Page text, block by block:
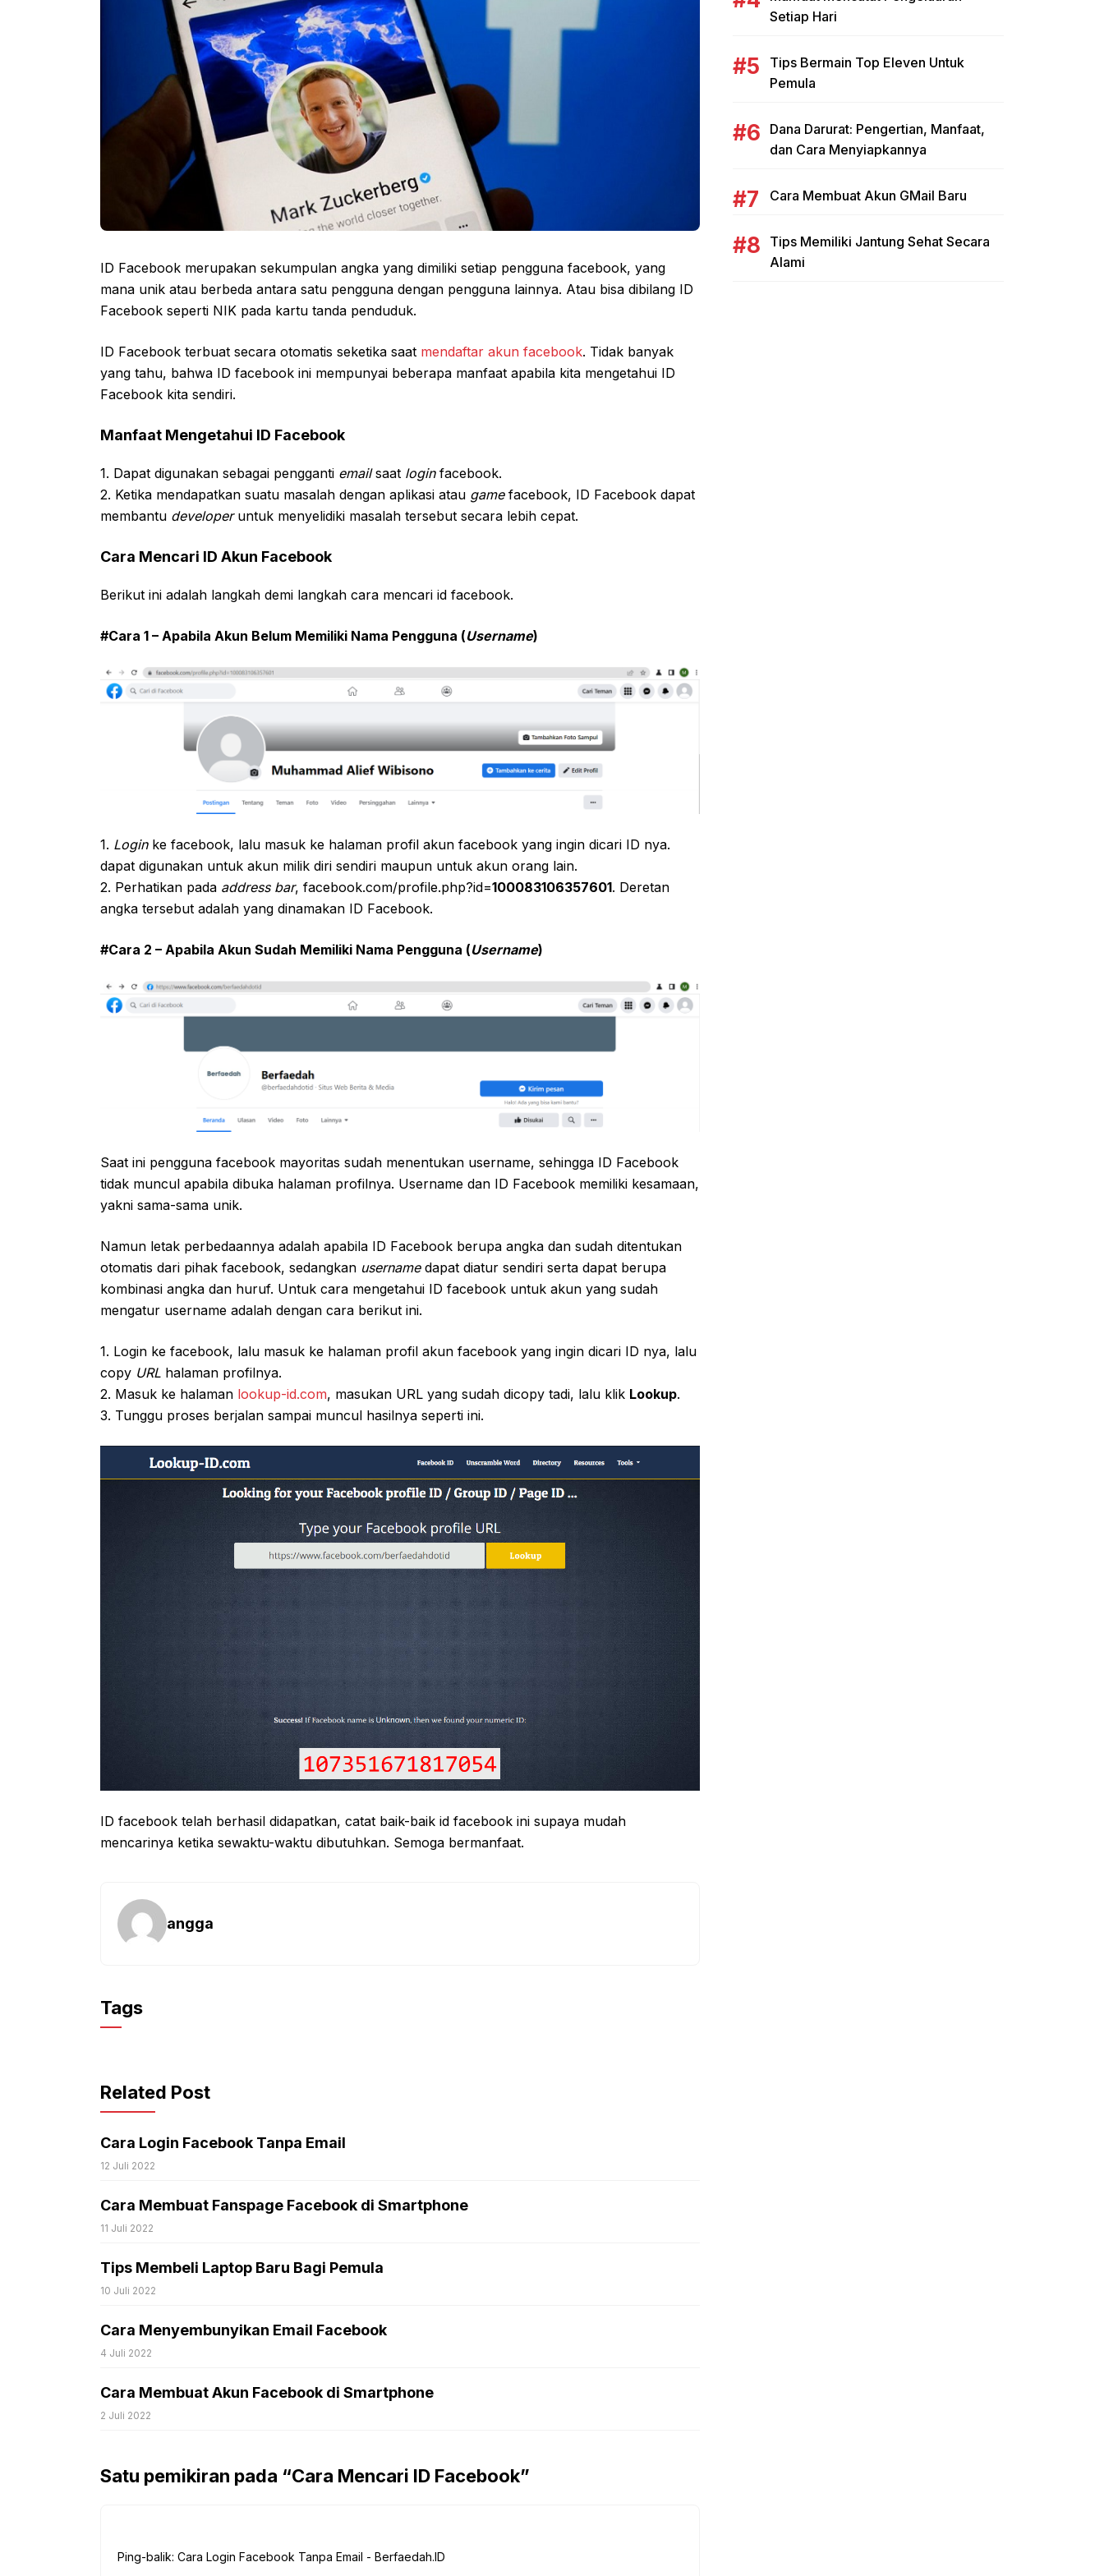
ID Facebook merupakan sekumpulan angka yang dimiliki setiap pengguna facebook, yang
mana unik atau berbeda antara satu pengguna dengan pengguna lainnya. Atau bisa dibilang ID
Facebook seperti NIK pada kartu tanda penduduk.
ID Facebook terbuat secara otomatis seketika saat mendaftar akun facebook. Tidak banyak
yang tahu, bahwa ID facebook ini mempunyai beberapa manfaat apabila kita mengetahui ID
Facebook kita sendiri.
Manfaat Mengetahui ID Facebook
1. Dapat digunakan sebagai pengganti emailsaat loginfacebook.
2. Ketika mendapatkan suatu masalah dengan aplikasi atau gamefacebook, ID Facebook dapat
membantu developeruntuk menyelidiki masalah tersebut secara lebih cepat.
Cara Mencari ID Akun Facebook
Berikut ini adalah langkah demi langkah cara mencari id facebook.
#Cara 1 – Apabila Akun Belum Memiliki Nama Pengguna (Username)
1. Loginke facebook, lalu masuk ke halaman profil akun facebook yang ingin dicari ID nya.
dapat digunakan untuk akun milik diri sendiri maupun untuk akun orang lain.
2. Perhatikan pada address bar, facebook.com/profile.php?id=100083106357601. Deretan
angka tersebut adalah yang dinamakan ID Facebook.
#Cara 2 – Apabila Akun Sudah Memiliki Nama Pengguna (Username)
Saat ini pengguna facebook mayoritas sudah menentukan username, sehingga ID Facebook
tidak muncul apabila dibuka halaman profilnya. Username dan ID Facebook memiliki kesamaan,
yakni sama-sama unik.
Namun letak perbedaannya adalah apabila ID Facebook berupa angka dan sudah ditentukan
otomatis dari pihak facebook, sedangkan usernamedapat diatur sendiri serta dapat berupa
kombinasi angka dan huruf. Untuk cara mengetahui ID facebook untuk akun yang sudah
mengatur username adalah dengan cara berikut ini.
1. Login ke facebook, lalu masuk ke halaman profil akun facebook yang ingin dicari ID nya, lalu
copy URL halaman profilnya.
2. Masuk ke halaman lookup-id.com, masukan URL yang sudah dicopy tadi, lalu klik Lookup.
3. Tunggu proses berjalan sampai muncul hasilnya seperti ini.
ID facebook telah berhasil didapatkan, catat baik-baik id facebook ini supaya mudah
mencarinya ketika sewaktu-waktu dibutuhkan. Semoga bermanfaat.
angga
Tags
Related Post
Cara Login Facebook Tanpa Email
12 Juli 2022
Cara Membuat Fanspage Facebook di Smartphone
11 Juli 2022
Tips Membeli Laptop Baru Bagi Pemula
10 Juli 2022
Cara Menyembunyikan Email Facebook
4 Juli 2022
Cara Membuat Akun Facebook di Smartphone
2 Juli 2022
Satu pemikiran pada “Cara Mencari ID Facebook”
Ping-balik: Cara Login Facebook Tanpa Email - Berfaedah.ID
Setiap Hari
Tips Bermain Top Eleven Untuk
Pemula
Dana Darurat: Pengertian, Manfaat,
dan Cara Menyiapkannya
Cara Membuat Akun GMail Baru
Tips Memiliki Jantung Sehat Secara
Alami